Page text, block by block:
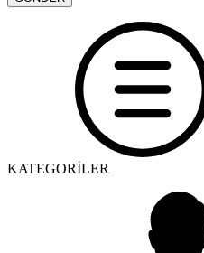
KATEGORİLER